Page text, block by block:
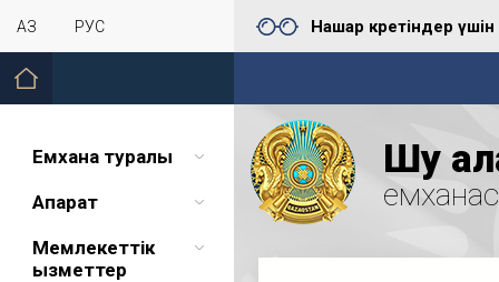
ҚАЗ РУС Нашар көретіндер үшін
Емхана туралы
Ақпарат
Мемлекеттік
қызметтер
Шу